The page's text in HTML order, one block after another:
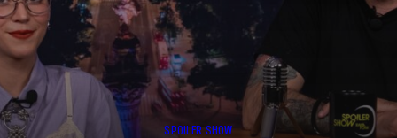
SPOILER SHOW